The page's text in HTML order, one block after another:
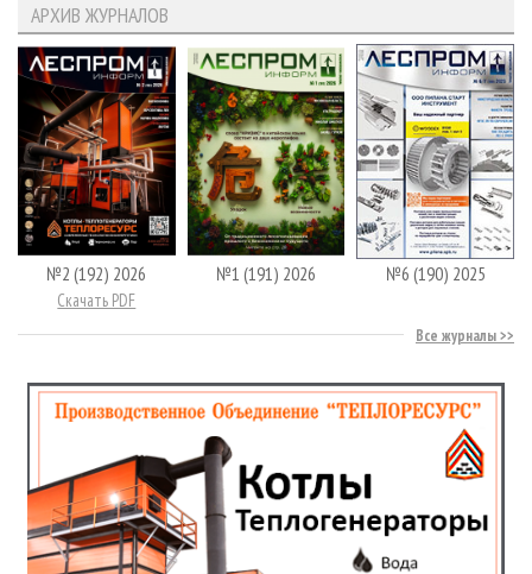
АРХИВ ЖУРНАЛОВ
№2 (192) 2026
Скачать PDF
№1 (191) 2026 №6 (190) 2025
Все журналы